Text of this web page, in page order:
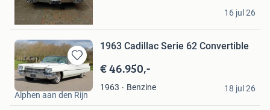
Ria
Nibbixwoud
16 jul 26
Bewaren
in
Favorieten
1963 Cadillac Serie 62 Convertible
€ 46.950,-
1963 Benzine
LaSalle Classic Cars
Alphen aan den Rijn
18 jul 26